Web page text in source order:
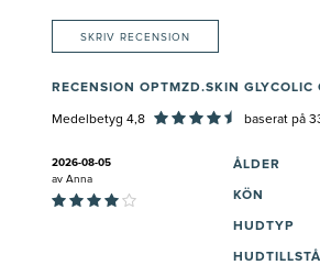
SKRIV RECENSION
RECENSION OPTMZD.SKIN GLYCOLIC
Medelbetyg 4,8 baserat på
2026-08-05
av Anna
ÅLDER
KÖN
HUDTYP